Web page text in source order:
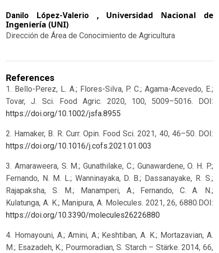
Danilo López-Valerio , Universidad Nacional de
Ingeniería (UNI)
Dirección de Área de Conocimiento de Agricultura
References
1. Bello-Perez, L. A.; Flores-Silva, P. C.; Agama-Acevedo, E.;
Tovar, J. Sci. Food Agric. 2020, 100, 5009–5016. DOI:
https://doi.org/10.1002/jsfa.8955
2. Hamaker, B. R. Curr. Opin. Food Sci. 2021, 40, 46–50. DOI:
https://doi.org/10.1016/j.cofs.2021.01.003
3. Amaraweera, S. M.; Gunathilake, C.; Gunawardene, O. H. P.;
Fernando, N. M. L.; Wanninayaka, D. B.; Dassanayake, R. S.;
Rajapaksha, S. M.; Manamperi, A.; Fernando, C. A. N.;
Kulatunga, A. K.; Manipura, A. Molecules. 2021, 26, 6880.DOI:
https://doi.org/10.3390/molecules26226880
4. Homayouni, A.; Amini, A.; Keshtiban, A. K.; Mortazavian, A.
M.; Esazadeh, K.; Pourmoradian, S. Starch – Stärke. 2014, 66,